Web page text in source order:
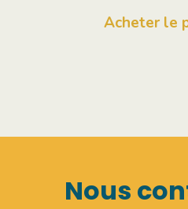
Acheter le
Nous